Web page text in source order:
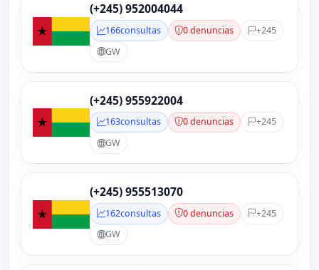
(+245) 952004044
166consultas 0 denuncias
+245
GW
(+245) 955922004
163consultas 0 denuncias
+245
GW
(+245) 955513070
162consultas 0 denuncias
+245
GW